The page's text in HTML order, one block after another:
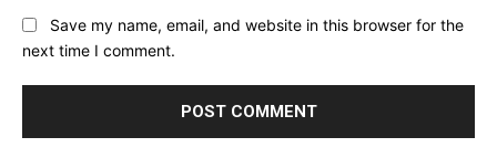
Save my name, email, and website in this browser for the
next time I comment.